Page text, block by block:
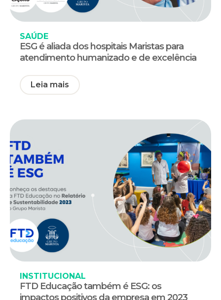
SAÚDE
ESG é aliada dos hospitais Maristas para
atendimento humanizado e de excelência
Leia mais
INSTITUCIONAL
FTD Educação também é ESG: os
impactos positivos da empresa em 2023